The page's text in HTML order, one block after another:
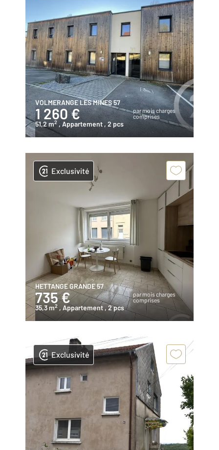
VOLMERANGE LES MINES 57
1 260 €
par mois charges
comprises
51,2 m2 , Appartement, 2 pcs
Exclusivité
HETTANGE GRANDE 57
735 €
par mois charges
comprises
35,3 m2 , Appartement, 2 pcs
Exclusivité